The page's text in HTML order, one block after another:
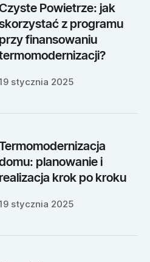
Powietrze: jak
z programu
przy finansowaniu
stycznia 2025
planowanie i
realizacja krok po kroku
stycznia 2025